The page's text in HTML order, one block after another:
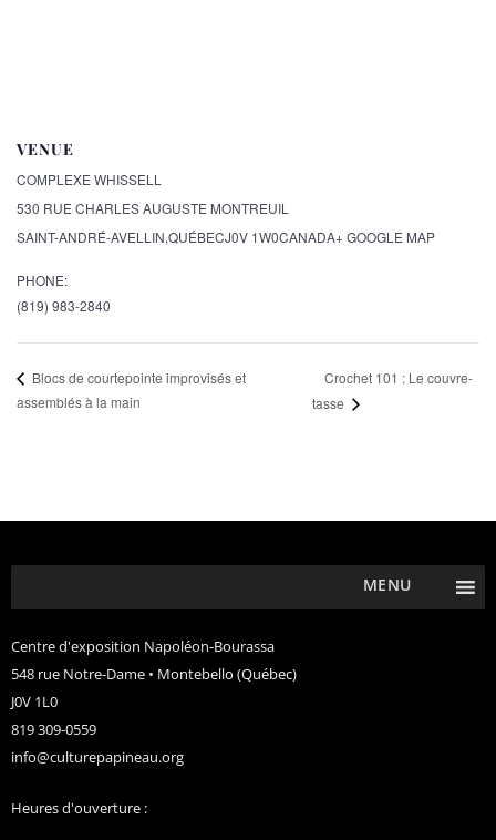
VENUE
COMPLEXE WHISSELL
530 RUE CHARLES AUGUSTE MONTREUIL
SAINT-ANDRÉ-AVELLIN,QUÉBECJ0V 1W0CANADA+ GOOGLE MAP
PHONE:
(819) 983-2840
Blocs de courtepointe improvisés et
assemblés à la main
Crochet 101 : Le couvre-
tasse
MENU
Centre d'exposition Napoléon-Bourassa
548 rue Notre-Dame • Montebello (Québec)
J0V 1L0
819 309-0559
info@culturepapineau.org
Heures d'ouverture :